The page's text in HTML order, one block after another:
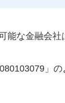
能な金融会社
」